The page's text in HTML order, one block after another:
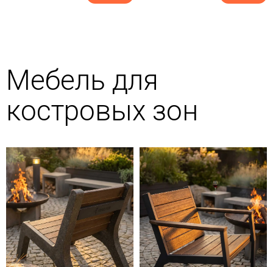
Мебель для
костровых зон